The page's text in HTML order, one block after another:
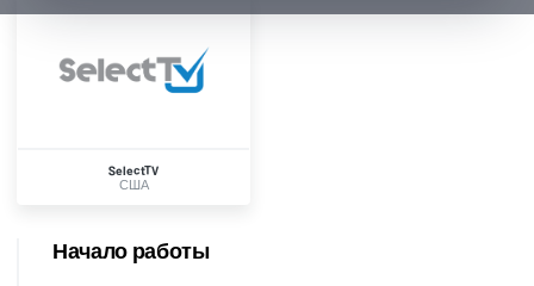
SelectTV
США
Начало работы